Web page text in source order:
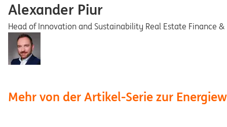
Alexander Piur
Head of Innovation and Sustainability Real Estate Finance
Mehr von der Artikel-Serie zur